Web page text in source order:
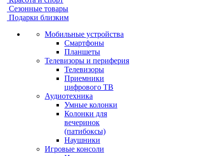
Сезонные товары
Подарки близким
Мобильные устройства
Смартфоны
Планшеты
Телевизоры и периферия
Телевизоры
Приемники
цифрового ТВ
Аудиотехника
Умные колонки
Колонки для
вечеринок
(патибоксы)
Наушники
Игровые консоли